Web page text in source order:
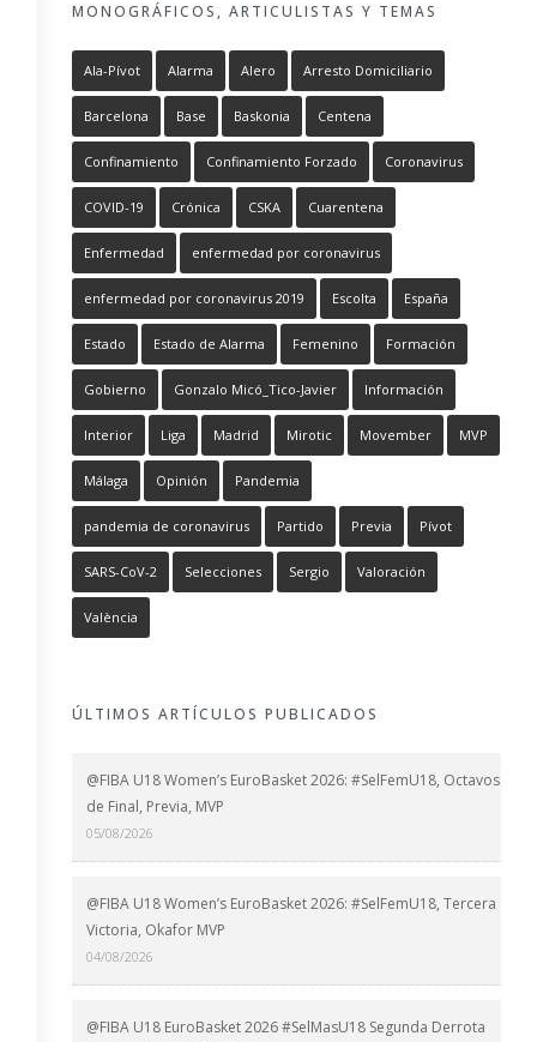
MONOGRÁFICOS, ARTICULISTAS Y TEMAS
Ala-Pívot Alarma Alero Arresto Domiciliario
Barcelona Base Baskonia Centena
Confinamiento Confinamiento Forzado Coronavirus
COVID-19 Crónica CSKA Cuarentena
Enfermedad enfermedad por coronavirus
enfermedad por coronavirus 2019 Escolta España
Estado Estado de Alarma Femenino Formación
Gobierno Gonzalo Micó_Tico-Javier Información
Interior Liga Madrid Mirotic Movember MVP
Málaga Opinión Pandemia
pandemia de coronavirus Partido Previa Pívot
SARS-CoV-2 Selecciones Sergio Valoración
València
ÚLTIMOS ARTÍCULOS PUBLICADOS
@FIBA U18 Women’s EuroBasket 2026: #SelFemU18, Octavos
de Final, Previa, MVP
05/08/2026
@FIBA U18 Women’s EuroBasket 2026: #SelFemU18, Tercera
Victoria, Okafor MVP
04/08/2026
@FIBA U18 EuroBasket 2026 #SelMasU18 Segunda Derrota